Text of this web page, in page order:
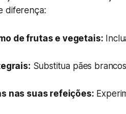
diferença:
de frutas e vegetais:
Substitua pães
nas suas refeições: